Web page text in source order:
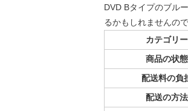
DVD Bタイプのブル
るかもしれませんの
カテゴリ
商品の状
配送料の負
配送の方